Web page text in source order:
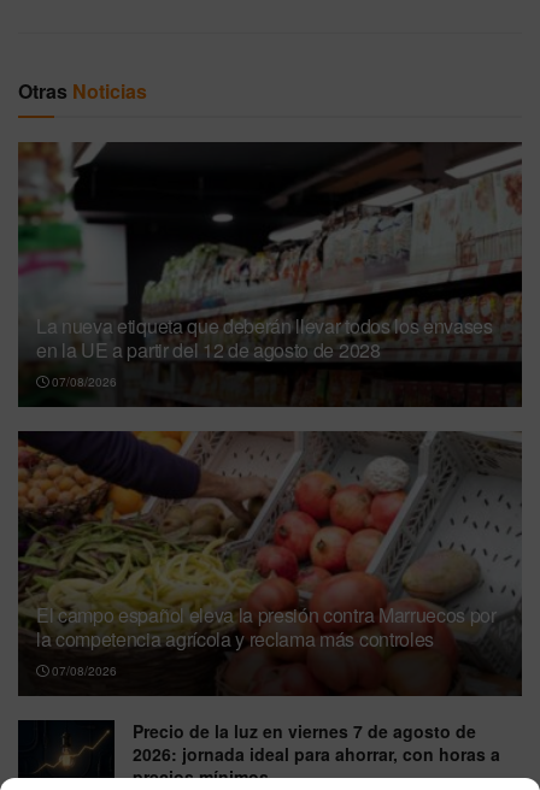
Otras Noticias
La nueva etiqueta que deberán llevar todos los envases
en la UE a partir del 12 de agosto de 2028
07/08/2026
El campo español eleva la presión contra Marruecos por
la competencia agrícola y reclama más controles
07/08/2026
Precio de la luz en viernes 7 de agosto de
2026: jornada ideal para ahorrar, con horas a
precios mínimos